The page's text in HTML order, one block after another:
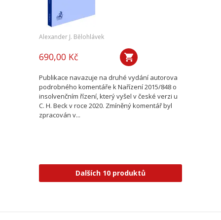
Alexander J. Bělohlávek
690,00 Kč
Publikace navazuje na druhé vydání autorova
podrobného komentáře k Nařízení 2015/848 o
insolvenčním řízení, který vyšel v české verzi u
C. H. Beck v roce 2020. Zmíněný komentář byl
zpracován v...
Dalších 10 produktů